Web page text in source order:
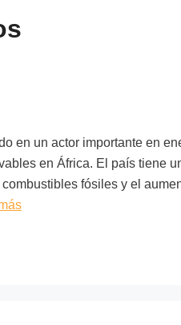
en un actor importante en
en África. El país tiene
fósiles y el